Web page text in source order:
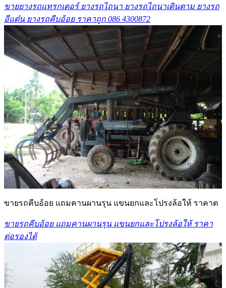
ขายยางรถแทรกเตอร์ ยางรถไถนา ยางรถไถนาเดินตาม ยางรถ
อีแต๋น ยางรถคีบอ้อย ราคาถูก 086 4300872
ขายรถคีบอ้อย แถมคานผานรุน แขนยกและโปรงล้อให้ ราคาต
ขายรถคีบอ้อย แถมคานผานรุน แขนยกและโปรงล้อให้ ราคา
ต่อรองได้